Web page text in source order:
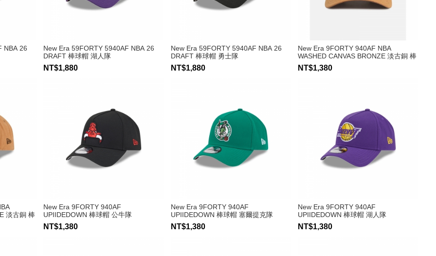
NBA 26
New Era 59FORTY 5940AF NBA 26
DRAFT 棒球帽 湖人隊
NT$1,880
New Era 59FORTY 5940AF NBA 26
DRAFT 棒球帽 勇士隊
NT$1,880
New Era 9FORTY 940AF NBA
WASHED CANVAS BRONZE 淡古銅 棒
球帽 公牛隊
NT$1,380
淡古銅 棒
New Era 9FORTY 940AF
UPIIDEDOWN 棒球帽 公牛隊
NT$1,380
New Era 9FORTY 940AF
UPIIDEDOWN 棒球帽 塞爾提克隊
NT$1,380
New Era 9FORTY 940AF
UPIIDEDOWN 棒球帽 湖人隊
NT$1,380